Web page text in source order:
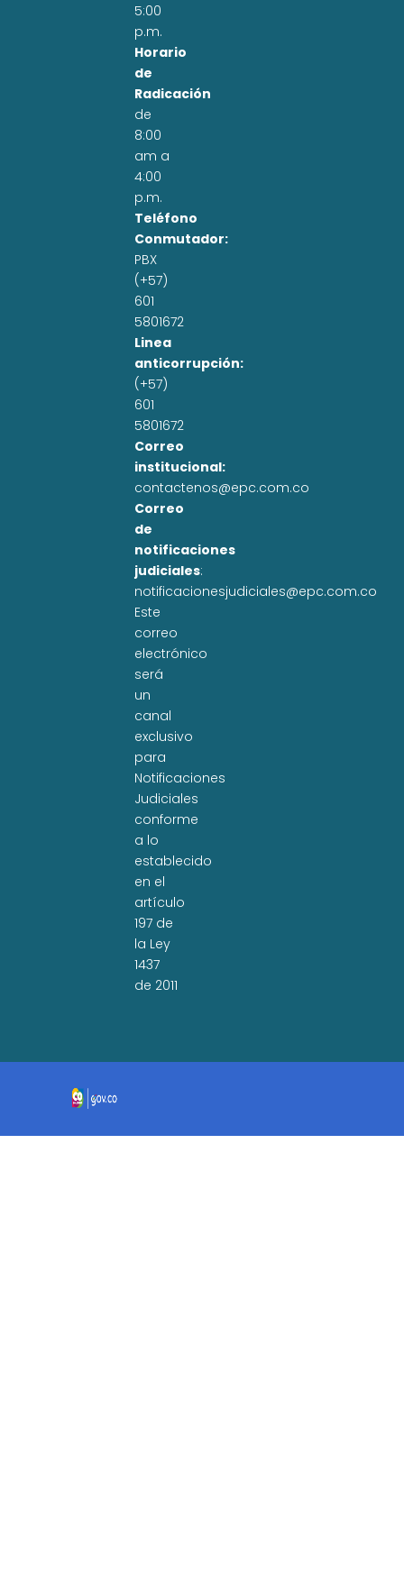
5:00
p.m.
Horario
de
Radicación
de
8:00
am a
4:00
p.m.
Teléfono
Conmutador:
PBX
(+57)
601
5801672
Linea
anticorrupción:
(+57)
601
5801672
Correo
institucional:
contactenos@epc.com.co
Correo
de
notificaciones
judiciales:
notificacionesjudiciales@epc.com.co
Este
correo
electrónico
será
un
canal
exclusivo
para
Notificaciones
Judiciales
conforme
a lo
establecido
en el
artículo
197 de
la Ley
1437
de 2011